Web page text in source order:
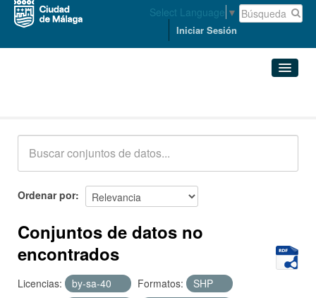
Select Language ▼
Iniciar Sesión
Acerca de
Ordenar por
Conjuntos de datos no
encontrados
Licencias: by-sa-40 Formatos:
SHP